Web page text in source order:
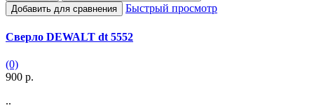
Добавить для сравнения
Быстрый просмотр
Сверло DEWALT dt 5552
(0)
900 р.
..